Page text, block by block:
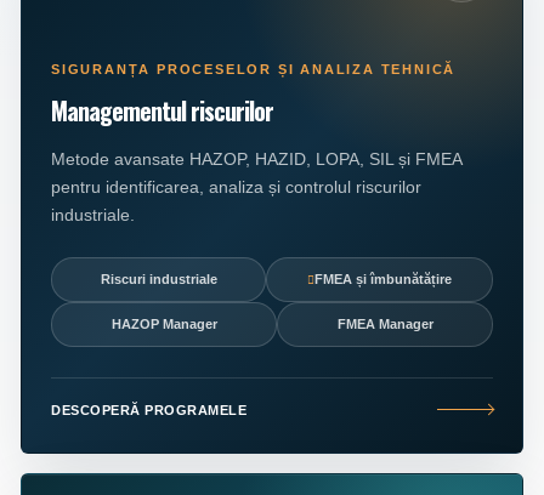
SIGURANȚA PROCESELOR ȘI ANALIZA TEHNICĂ
Managementul riscurilor
Metode avansate HAZOP, HAZID, LOPA, SIL și FMEA
pentru identificarea, analiza și controlul riscurilor
industriale.
Riscuri industriale FMEA și îmbunătățire
HAZOP Manager FMEA Manager
DESCOPERĂ PROGRAMELE